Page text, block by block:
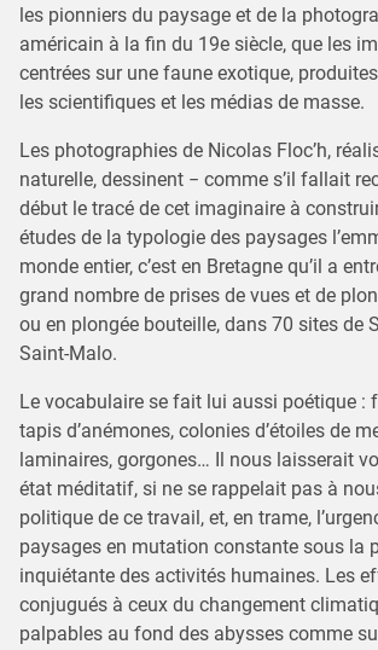
les pionniers du paysage et de la
américain à la fin du 19e siècle, que les
centrées sur une faune exotique,
les scientifiques et les médias de masse.
Les photographies de Nicolas Floc’h,
naturelle, dessinent − comme s’il fallait
début le tracé de cet imaginaire à
études de la typologie des paysages
monde entier, c’est en Bretagne qu’il a
grand nombre de prises de vues et de
ou en plongée bouteille, dans 70 sites de
Saint-Malo.
Le vocabulaire se fait lui aussi poétique :
tapis d’anémones, colonies d’étoiles de
laminaires, gorgones… Il nous laisserait
état méditatif, si ne se rappelait pas à
politique de ce travail, et, en trame,
paysages en mutation constante sous la
inquiétante des activités humaines. Les
conjugués à ceux du changement
palpables au fond des abysses comme